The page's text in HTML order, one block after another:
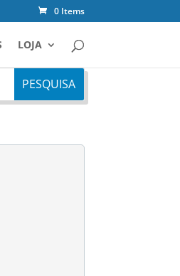
0 Items
LOJA